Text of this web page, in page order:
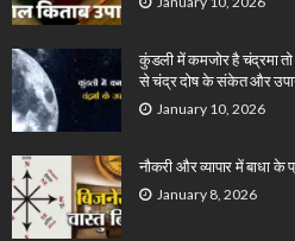
कुंडली में कमजोर है चंद्रमा तो
से चंद्र दोष के संकेत और
January 10, 2026
नौकरी और व्यापार में बाधा
January 8, 2026